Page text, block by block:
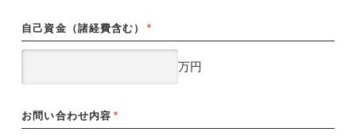
自己資金（諸経費含む） *
万円
お問い合わせ内容 *